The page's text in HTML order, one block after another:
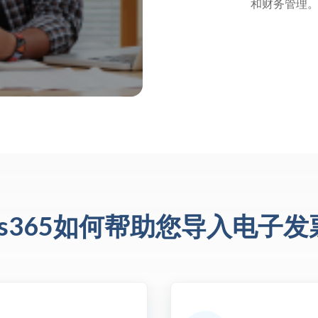
和财务管理。
如何帮助您导入电子发